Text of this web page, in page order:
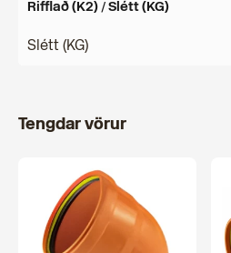
Rifflað (K2) / Slétt (KG)
Slétt (KG)
Tengdar vörur